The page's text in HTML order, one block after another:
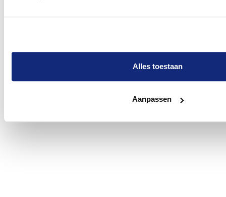
Alles toestaan
Aanpassen
★★★★★
★★★★★